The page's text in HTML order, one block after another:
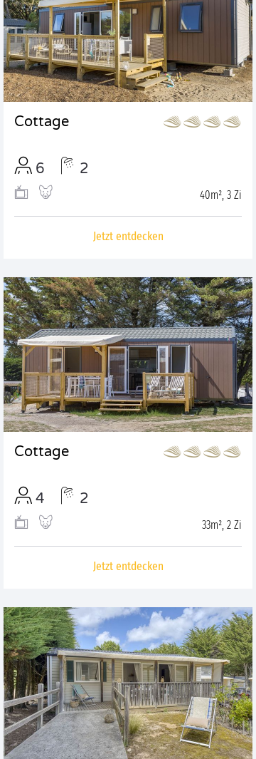
Cottage
6 2
40m², 3 Zi
Jetzt entdecken
Cottage
4 2
33m², 2 Zi
Jetzt entdecken